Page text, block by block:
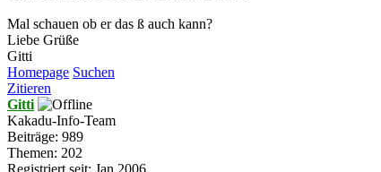
Mal schauen ob er das ß auch kann?
Liebe Grüße
Gitti
Homepage Suchen
Zitieren
Gitti
Kakadu-Info-Team
Beiträge: 989
Themen: 202
Registriert seit: Jan 2006